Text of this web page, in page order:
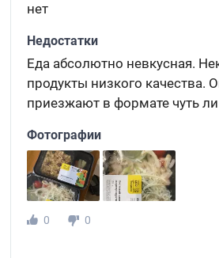
нет
Недостатки
Еда абсолютно невкусная.
продукты низкого качества.
приезжают в формате чуть ли
Фотографии
0
0